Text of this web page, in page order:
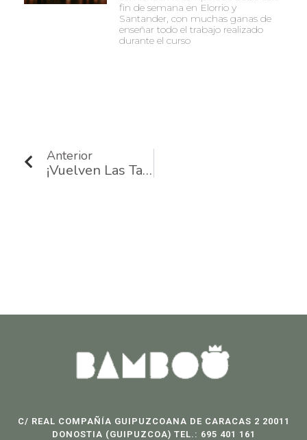
fin de semana en Elorrio y
Santander, con muchas ganas de
enseñar todo el trabajo realizado
durante el curso
Anterior
¡Vuelven Las Tardes De Baile De Verano! ☀️👟
C/ REAL COMPAÑÍA GUIPUZCOANA DE CARACAS 2 20011
DONOSTIA (GUIPUZCOA) TEL.: 695 401 161